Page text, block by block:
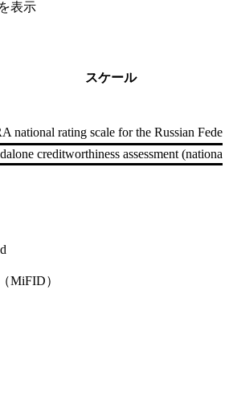
表示
スケール
national rating scale for the Russian
creditworthiness assessment (national
MiFID）